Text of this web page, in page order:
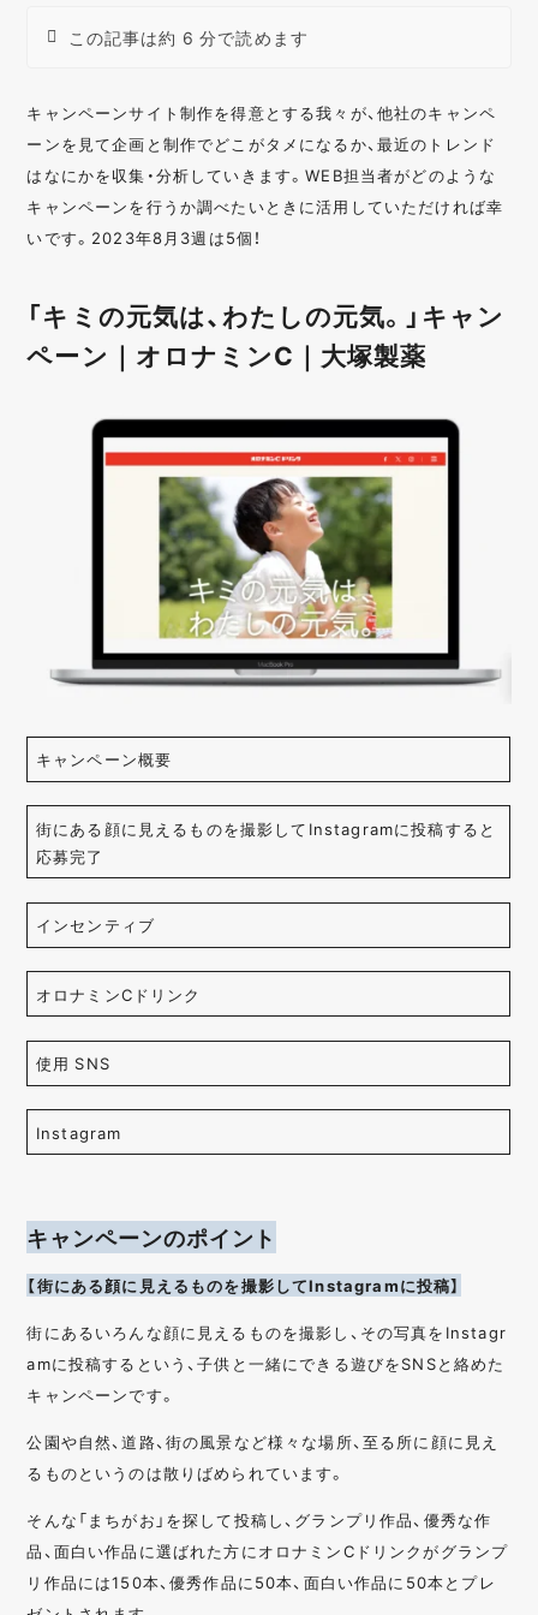
この記事は約 6 分で読めます
キャンペーンサイト制作を得意とする我々が、他社のキャンペ
ーンを見て企画と制作でどこがタメになるか、最近のトレンド
はなにかを収集・分析していきます。WEB担当者がどのような
キャンペーンを行うか調べたいときに活用していただければ幸
いです。2023年8月3週は5個！
「キミの元気は、わたしの元気。」キャン
ペーン｜オロナミンC｜大塚製薬
キャンペーン概要
街にある顔に見えるものを撮影してInstagramに投稿すると
応募完了
インセンティブ
オロナミンCドリンク
使用 SNS
Instagram
キャンペーンのポイント
【街にある顔に見えるものを撮影してInstagramに投稿】
街にあるいろんな顔に見えるものを撮影し、その写真をInstagr
amに投稿するという、子供と一緒にできる遊びをSNSと絡めた
キャンペーンです。
公園や自然、道路、街の風景など様々な場所、至る所に顔に見え
るものというのは散りばめられています。
そんな「まちがお」を探して投稿し、グランプリ作品、優秀な作
品、面白い作品に選ばれた方にオロナミンCドリンクがグランプ
リ作品には150本、優秀作品に50本、面白い作品に50本とプレ